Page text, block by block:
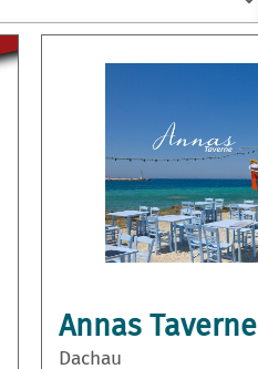
Annas Taverne
Dachau